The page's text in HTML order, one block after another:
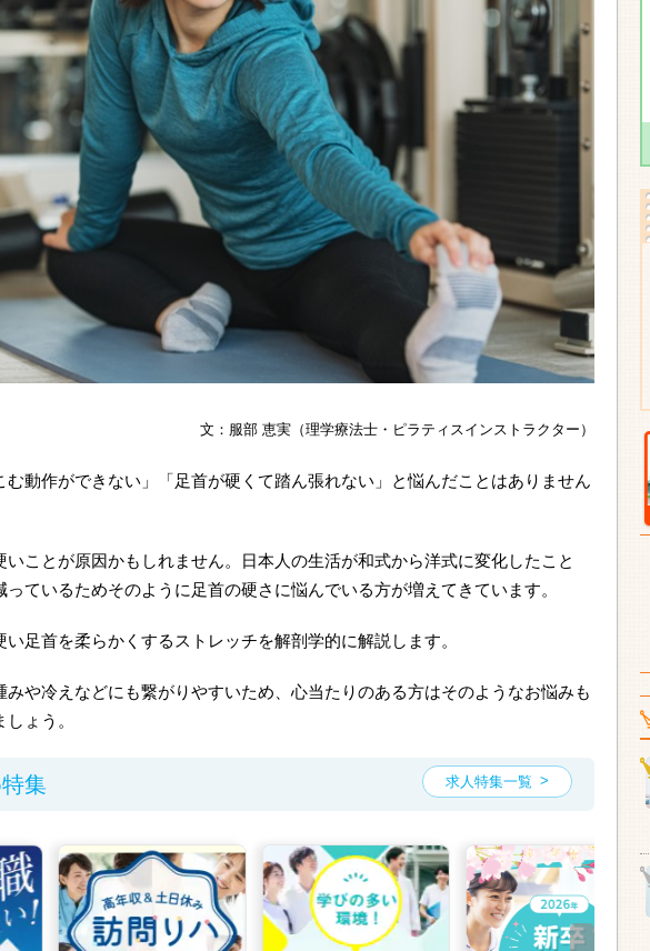
文：服部 恵実（理学療法士・ピラティスインストラクター）
む動作ができない」「足首が硬くて踏ん張れない」と悩んだことはありません
いことが原因かもしれません。日本人の生活が和式から洋式に変化したこと
ているためそのように足首の硬さに悩んでいる方が増えてきています。
足首を柔らかくするストレッチを解剖学的に解説します。
みや冷えなどにも繋がりやすいため、心当たりのある方はそのようなお悩みも
ょう。
集 求人特集一覧